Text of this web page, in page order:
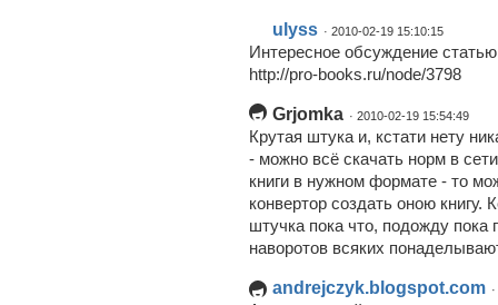
ulyss · 2010-02-19 15:10:15
Интересное обсуждение
http://pro-books.ru/node/3798
Grjomka · 2010-02-19 15:54:49
Крутая штука и, кстати нету
- можно всё скачать норм в
книги в нужном формате - то
конвертор создать оною книгу.
штучка пока что, подожду
наворотов всяких
andrejczyk.blogspot.com